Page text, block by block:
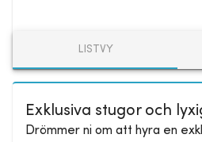
LISTVY
Exklusiva stugor och
Drömmer ni om att hyra en